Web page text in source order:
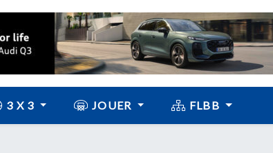
3 X 3 JOUER FLBB